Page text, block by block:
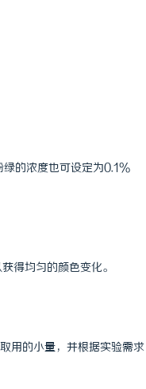
的浓度也可设定为0.1%
得均匀的颜色变化。
用的小量，并根据实验需求